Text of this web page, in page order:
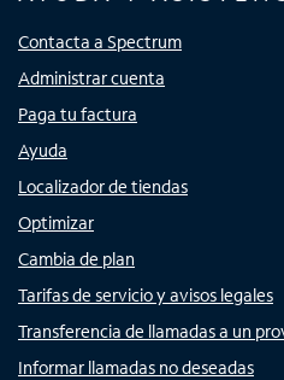
Contacta a Spectrum
Administrar cuenta
Paga tu factura
Ayuda
Localizador de tiendas
Optimizar
Cambia de plan
Tarifas de servicio y avisos legales
Transferencia de llamadas a un
Informar llamadas no deseadas